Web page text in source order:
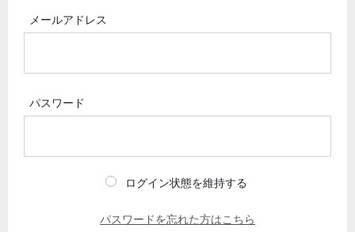
メールアドレス
パスワード
ログイン状態を維持する
パスワードを忘れた方はこちら